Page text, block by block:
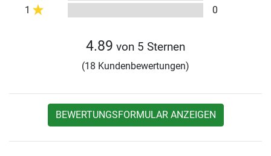
1
0
4.89 von 5 Sternen
(18 Kundenbewertungen)
BEWERTUNGSFORMULAR ANZEIGEN